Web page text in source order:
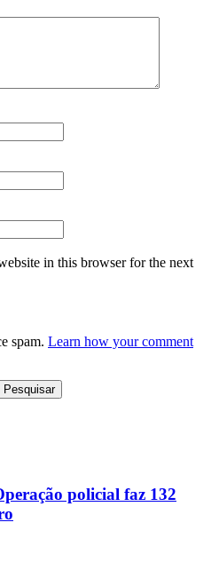
in this browser for the next
spam. Learn how your comment
policial faz 132